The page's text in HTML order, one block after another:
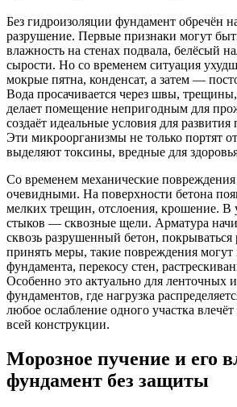
Без гидроизоляции фундамент обречён
разрушение. Первые признаки могут
влажность на стенах подвала, белёсый
сырости. Но со временем ситуация
мокрые пятна, конденсат, а затем —
Вода просачивается через швы,
делает помещение непригодным для
создаёт идеальные условия для развития
Эти микроорганизмы не только портят
выделяют токсины, вредные для
Со временем механические повреждения
очевидными. На поверхности бетона
мелких трещин, отслоения, крошение. В
стыков — сквозные щели. Арматура
сквозь разрушенный бетон,
принять меры, такие повреждения могут
фундамента, перекосу стен,
Особенно это актуально для ленточных
фундаментов, где нагрузка
любое ослабление одного участка
всей конструкции.
Морозное пучение и его
фундамент без защиты